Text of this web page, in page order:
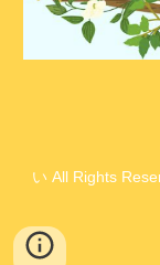
い All Rights